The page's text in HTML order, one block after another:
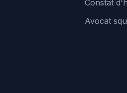
Constat
Avocat